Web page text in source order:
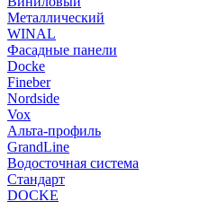
Металлический
WINAL
Фасадные панели
Docke
Fineber
Nordside
Vox
Альта-профиль
GrandLine
Водосточная система
Стандарт
DOCKE